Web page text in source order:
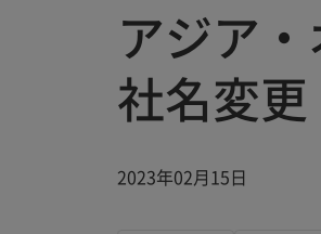
アジア
社名変更
2023年02月15日